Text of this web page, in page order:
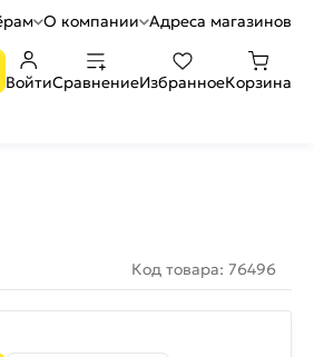
О компании Адреса магазинов
ВойтиСравнениеИзбранноеКорзина
Код товара: 76496